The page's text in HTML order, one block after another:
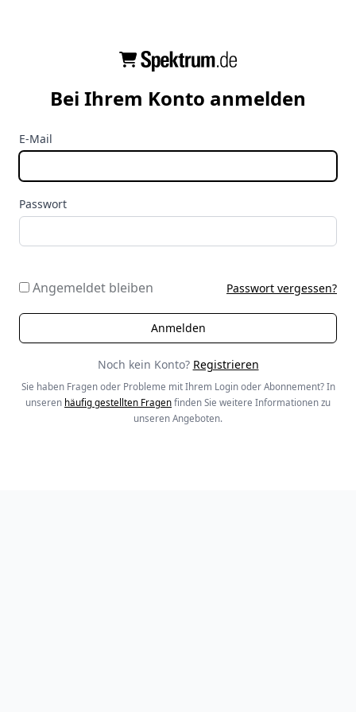
Bei Ihrem Konto anmelden
E-Mail
Passwort
Angemeldet bleiben Passwort vergessen?
Noch kein Konto? Registrieren
Sie haben Fragen oder Probleme mit Ihrem Login oder Abonnement? In
unseren häufig gestellten Fragen finden Sie weitere Informationen zu
unseren Angeboten.